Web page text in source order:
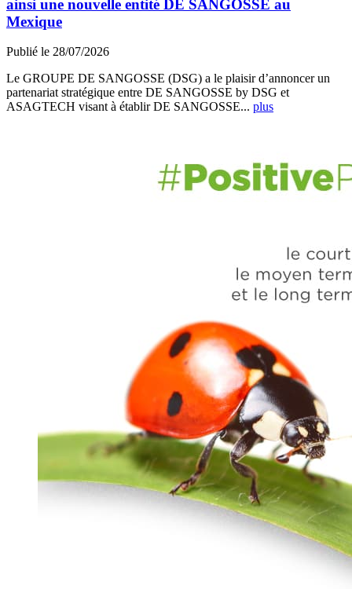
ainsi une nouvelle entité DE SANGOSSE au
Mexique
Publié le 28/07/2026
Le GROUPE DE SANGOSSE (DSG) a le plaisir d’annoncer un
partenariat stratégique entre DE SANGOSSE by DSG et
ASAGTECH visant à établir DE SANGOSSE... plus